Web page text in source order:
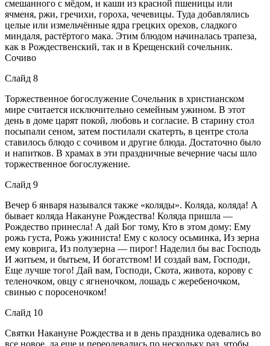
смешанного с мёдом, и каши из красной пшеницы или
ячменя, ржи, гречихи, гороха, чечевицы. Туда добавлялись
целые или измельчённые ядра грецких орехов, сладкого
миндаля, растёртого мака. Этим блюдом начиналась трапеза,
как в Рождественский, так и в Крещенский сочельник.
Сочиво
Слайд 8
Торжественное богослужение Сочельник в христианском
мире считается исключительно семейным ужином. В этот
день в доме царят покой, любовь и согласие. В старину стол
посыпали сеном, затем постилали скатерть, в центре стола
ставилось блюдо с сочивом и другие блюда. Достаточно было
и напитков. В храмах в эти праздничные вечерние часы шло
торжественное богослужение.
Слайд 9
Вечер 6 января назывался также «коляды». Коляда, коляда! А
бывает коляда Накануне Рождества! Коляда пришла —
Рождество принесла! А дай Бог тому, Кто в этом дому: Ему
рожь густа, Рожь ужиниста! Ему с колосу осьминка, Из зерна
ему коврига, Из полузерна — пирог! Наделил бы вас Господь
И житьем, и бытьем, И богатством! И создай вам, Господи,
Еще лучше того! Дай вам, Господи, Скота, живота, корову с
теленочком, овцу с ягненочком, лошадь с жеребеночком,
свинью с поросеночком!
Слайд 10
Святки Накануне Рождества и в день праздника одевались во
все новое, да еще и переодевались по нескольку раз, чтобы